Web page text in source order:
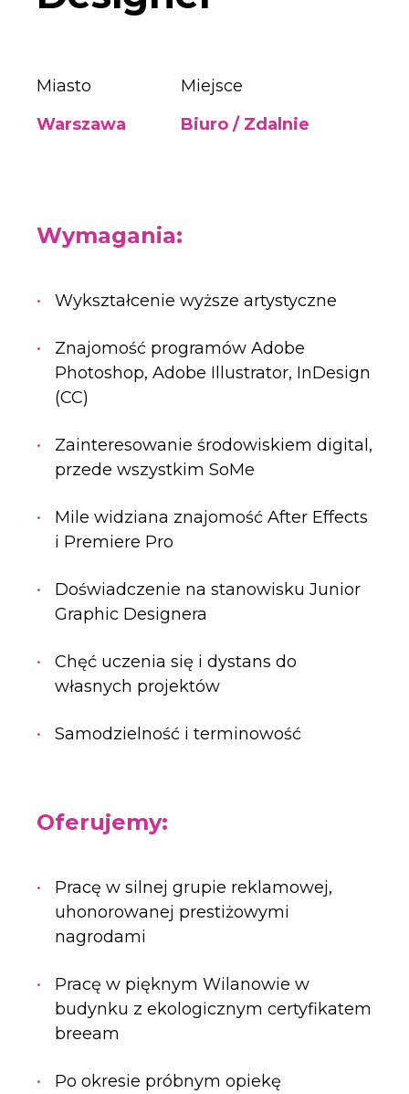
Miasto
Warszawa
Miejsce
Biuro / Zdalnie
Wymagania:
Wykształcenie wyższe artystyczne
Znajomość programów Adobe
Photoshop, Adobe Illustrator, InDesign
(CC)
Zainteresowanie środowiskiem digital,
przede wszystkim SoMe
Mile widziana znajomość After Effects
i Premiere Pro
Doświadczenie na stanowisku Junior
Graphic Designera
Chęć uczenia się i dystans do
własnych projektów
Samodzielność i terminowość
Oferujemy:
Pracę w silnej grupie reklamowej,
uhonorowanej prestiżowymi
nagrodami
Pracę w pięknym Wilanowie w
budynku z ekologicznym certyfikatem
breeam
Po okresie próbnym opiekę